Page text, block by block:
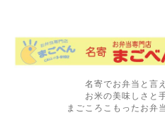
名寄でお弁当と言
お米の美味しさと
まごころこもったお弁